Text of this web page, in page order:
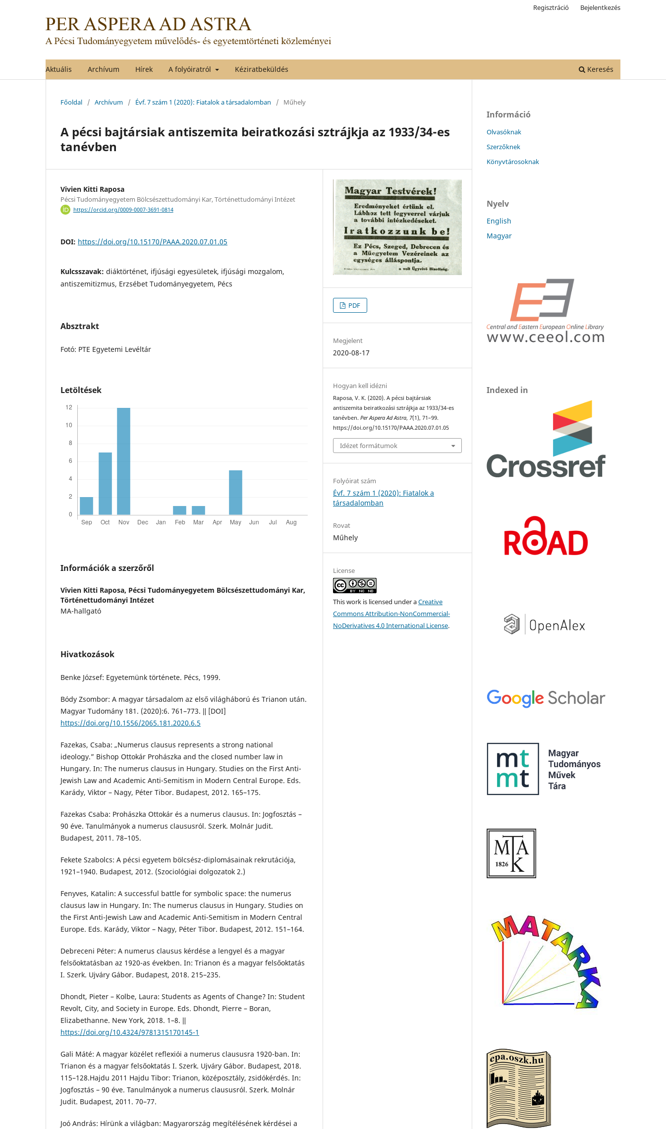
Aktuális Archívum Hírek A folyóiratról Kéziratbeküldés Keresés
Regisztráció Bejelentkezés
Főoldal / Archívum / Évf. 7 szám 1 (2020): Fiatalok a társadalomban / Műhely
A pécsi bajtársiak antiszemita beiratkozási sztrájkja az 1933/34-es
tanévben
Vivien Kitti Raposa
Pécsi Tudományegyetem Bölcsészettudományi Kar, Történettudományi Intézet
https://orcid.org/0009-0007-3691-0814
DOI: https://doi.org/10.15170/PAAA.2020.07.01.05
Kulcsszavak: diáktörténet, ifjúsági egyesületek, ifjúsági mozgalom,
antiszemitizmus, Erzsébet Tudományegyetem, Pécs
Absztrakt
Fotó: PTE Egyetemi Levéltár
Letöltések
Információk a szerzőről
Vivien Kitti Raposa, Pécsi Tudományegyetem Bölcsészettudományi Kar,
Történettudományi Intézet
MA-hallgató
Hivatkozások
Benke József: Egyetemünk története. Pécs, 1999.
Bódy Zsombor: A magyar társadalom az első világháború és Trianon után.
Magyar Tudomány 181. (2020):6. 761–773. ǁ [DOI]
https://doi.org/10.1556/2065.181.2020.6.5
Fazekas, Csaba: „Numerus clausus represents a strong national
ideology.” Bishop Ottokár Prohászka and the closed number law in
Hungary. In: The numerus clausus in Hungary. Studies on the First Anti-
Jewish Law and Academic Anti-Semitism in Modern Central Europe. Eds.
Karády, Viktor – Nagy, Péter Tibor. Budapest, 2012. 165–175.
Fazekas Csaba: Prohászka Ottokár és a numerus clausus. In: Jogfosztás –
90 éve. Tanulmányok a numerus claususról. Szerk. Molnár Judit.
Budapest, 2011. 78–105.
Fekete Szabolcs: A pécsi egyetem bölcsész-diplomásainak rekrutációja,
1921–1940. Budapest, 2012. (Szociológiai dolgozatok 2.)
Fenyves, Katalin: A successful battle for symbolic space: the numerus
clausus law in Hungary. In: The numerus clausus in Hungary. Studies on
the First Anti-Jewish Law and Academic Anti-Semitism in Modern Central
Europe. Eds. Karády, Viktor – Nagy, Péter Tibor. Budapest, 2012. 151–164.
Debreceni Péter: A numerus clausus kérdése a lengyel és a magyar
felsőoktatásban az 1920-as években. In: Trianon és a magyar felsőoktatás
I. Szerk. Ujváry Gábor. Budapest, 2018. 215–235.
Dhondt, Pieter – Kolbe, Laura: Students as Agents of Change? In: Student
Revolt, City, and Society in Europe. Eds. Dhondt, Pierre – Boran,
Elizabethanne. New York, 2018. 1–8. ǁ
https://doi.org/10.4324/9781315170145-1
Gali Máté: A magyar közélet reflexiói a numerus claususra 1920-ban. In:
Trianon és a magyar felsőoktatás I. Szerk. Ujváry Gábor. Budapest, 2018.
115–128.Hajdu 2011 Hajdu Tibor: Trianon, középosztály, zsidókérdés. In:
Jogfosztás – 90 éve. Tanulmányok a numerus claususról. Szerk. Molnár
Judit. Budapest, 2011. 70–77.
Joó András: Hírünk a világban: Magyarország megítélésének kérdései a
PDF
Megjelent
2020-08-17
Hogyan kell idézni
Raposa, V. K. (2020). A pécsi bajtársiak
antiszemita beiratkozási sztrájkja az 1933/34-es
tanévben.Per Aspera Ad Astra, 7(1), 71–99.
https://doi.org/10.15170/PAAA.2020.07.01.05
Idézet formátumok
Folyóirat szám
Évf. 7 szám 1 (2020): Fiatalok a
társadalomban
Rovat
Műhely
License
This work is licensed under aCreative
Commons Attribution-NonCommercial-
NoDerivatives 4.0 International License.
Információ
Olvasóknak
Szerzőknek
Könyvtárosoknak
Nyelv
English
Magyar
Indexed in